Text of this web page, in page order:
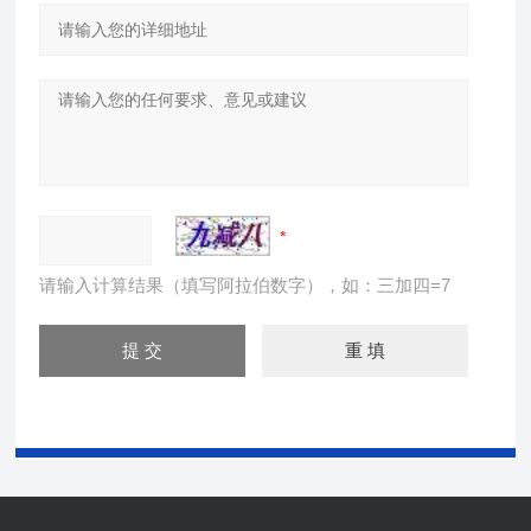
请输入计算结果（填写阿拉伯数字），如：三加四=7